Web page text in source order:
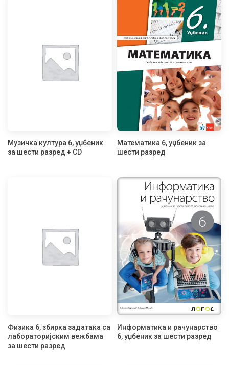
Музичка култура 6, уџбеник
за шести разред + CD
Математика 6, уџбеник за
шести разред
Физика 6, збирка задатака са
лабораторијским вежбама
за шести разред
Информатика и рачунарство
6, уџбеник за шести разред